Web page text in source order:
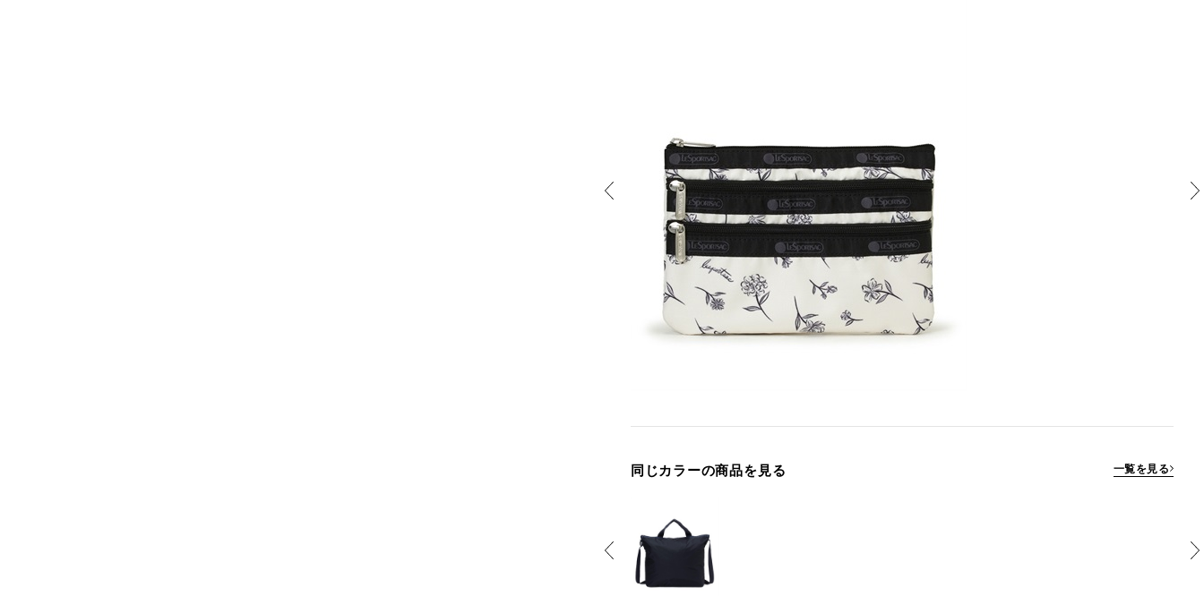
同じカラーの商品を見る 一覧を見る